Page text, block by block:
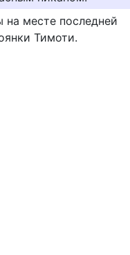
на месте последней
Тимоти.